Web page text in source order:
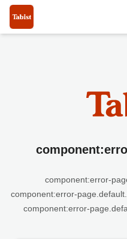
component:error-
component:error-
component:error-